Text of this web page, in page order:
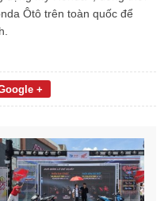
Ôtô trên toàn quốc để
+